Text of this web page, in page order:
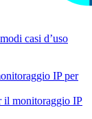
casi d’uso
IP per
il monitoraggio IP